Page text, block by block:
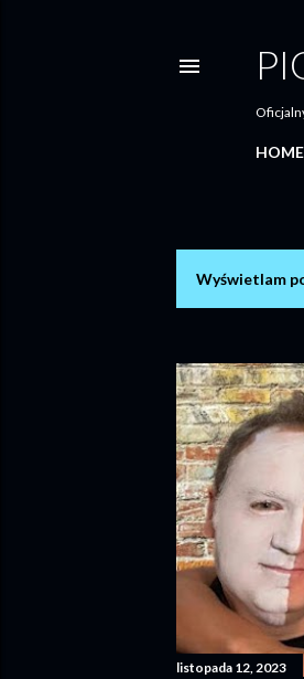
HOME
s
t
y
Wyświetlam
listopada 12, 2023